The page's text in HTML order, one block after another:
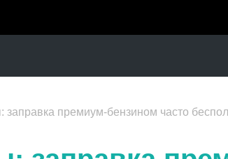
заправка премиум-бензином часто